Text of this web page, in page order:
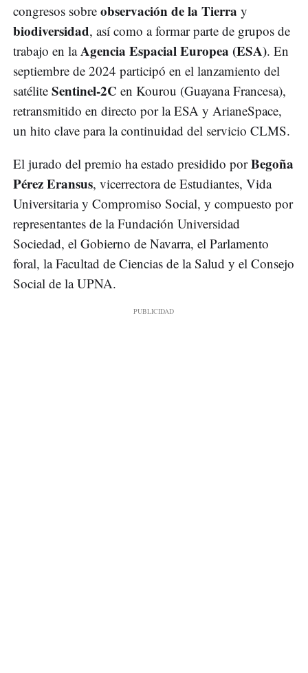
congresos sobre observación de la Tierra y
biodiversidad, así como a formar parte de grupos de
trabajo en laAgencia Espacial Europea (ESA). En
septiembre de 2024 participó en el lanzamiento del
satélite Sentinel-2C en Kourou (Guayana Francesa),
retransmitido en directo por la ESA y ArianeSpace,
un hito clave para la continuidad del servicio CLMS.
El jurado del premio ha estado presidido porBegoña
Pérez Eransus, vicerrectora de Estudiantes, Vida
Universitaria y Compromiso Social, y compuesto por
representantes de la Fundación Universidad
Sociedad, el Gobierno de Navarra, el Parlamento
foral, la Facultad de Ciencias de la Salud y el Consejo
Social de la UPNA.